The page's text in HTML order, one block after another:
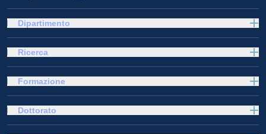
Dipartimento
Ricerca
Formazione
Dottorato